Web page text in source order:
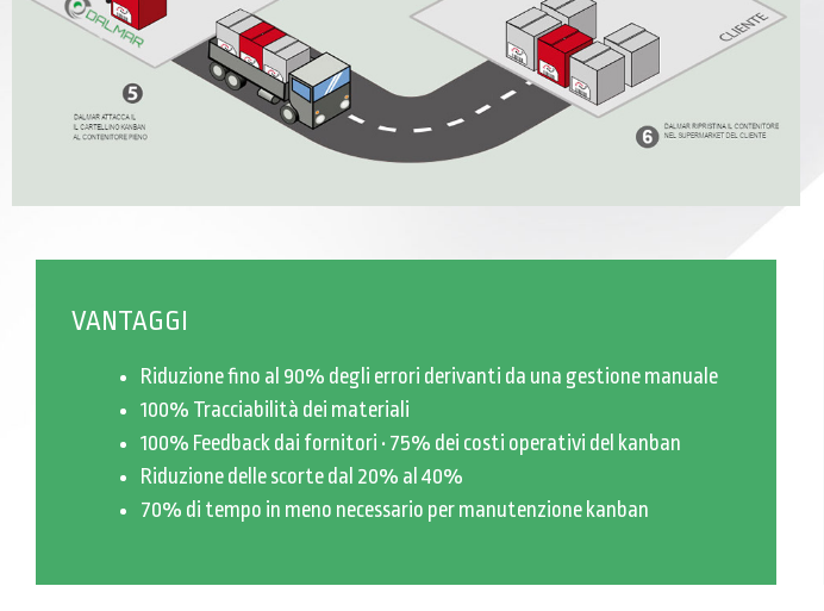
VANTAGGI
Riduzione fino al 90% degli errori derivanti da una gestione manuale
100% Tracciabilità dei materiali
100% Feedback dai fornitori • 75% dei costi operativi del kanban
Riduzione delle scorte dal 20% al 40%
70% di tempo in meno necessario per manutenzione kanban